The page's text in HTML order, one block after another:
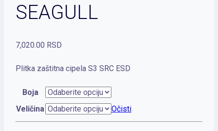
SEAGULL
7,020.00 RSD
Plitka zaštitna cipela S3 SRC ESD
Boja
Veličina
Očisti